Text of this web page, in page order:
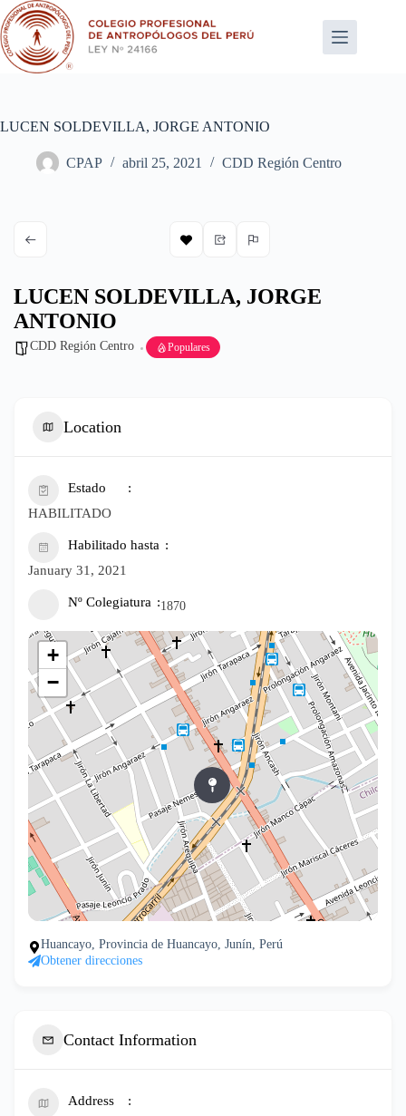
Saltar
al
contenido
LUCEN SOLDEVILLA, JORGE ANTONIO
CPAP abril 25, 2021 CDD Región Centro
LUCEN SOLDEVILLA, JORGE
ANTONIO
CDD Región Centro Populares
Location
Estado
HABILITADO
Habilitado hasta
January 31, 2021
Nº Colegiatura 1870
+
−
Huancayo, Provincia de Huancayo, Junín, Perú
Obtener direcciones
Contact Information
Address